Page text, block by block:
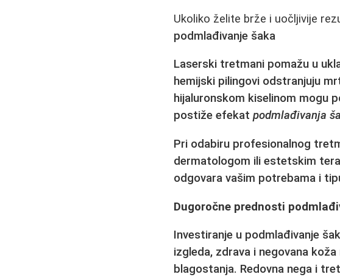
Ukoliko želite brže i uočljivije
podmlađivanje šaka
Laserski tretmani pomažu u
hemijski pilingovi odstranjuju
hijaluronskom kiselinom mogu
postiže efekatpodmlađivanja
Pri odabiru profesionalnog
dermatologom ili estetskim
odgovara vašim potrebama i
Dugoročne prednosti
Investiranje u podmlađivanje
izgleda, zdrava i negovana
blagostanja. Redovna nega i